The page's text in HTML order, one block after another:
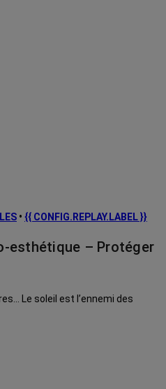
• {{ CONFIG.REPLAY.LABEL }}
esthétique – Protéger
Le soleil est l’ennemi des